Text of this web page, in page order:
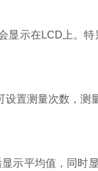
显示在LCD上。
置测量次数，测
示平均值，同时